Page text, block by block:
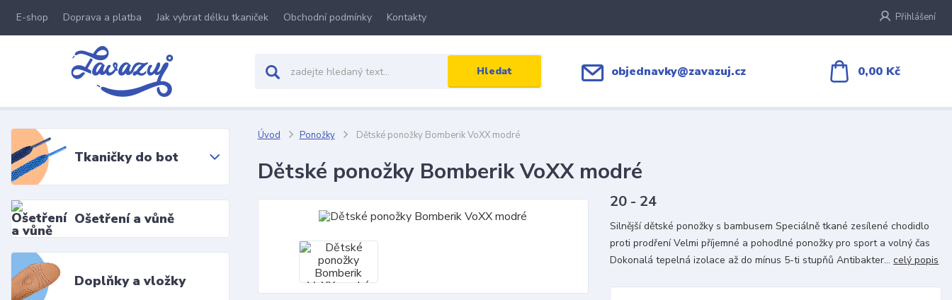
E-shop Doprava a platba Jak vybrat délku tkaniček Obchodní podmínky Kontakty Přihlášení
Hledat objednavky@zavazuj.cz 0,00 Kč
Tkaničky do bot
Ošetření a vůně
Doplňky a vložky
Úvod Ponožky Dětské ponožky Bomberik VoXX modré
Dětské ponožky Bomberik VoXX modré
20 - 24
Silnější dětské ponožky s bambusem Speciálně tkané zesílené chodidlo
proti prodření Velmi příjemné a pohodlné ponožky pro sport a volný čas
Dokonalá tepelná izolace až do mínus 5-ti stupňů Antibakter...celý popis